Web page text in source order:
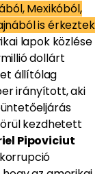
Mexikóból,
is érkeztek
lapok közlése
dollárt
állítólag
irányított, aki
kezdhetett
Pipoviciut